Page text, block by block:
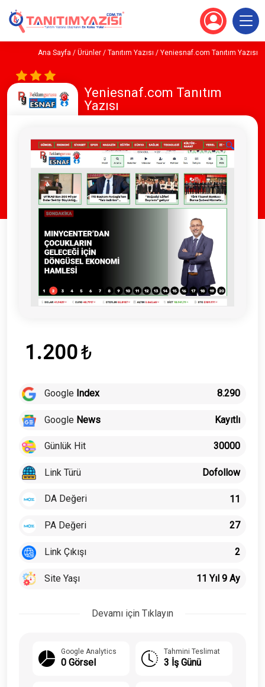
Ana Sayfa / Ürünler / Tanıtım Yazısı / Yeniesnaf.com Tanıtım Yazısı
Yeniesnaf.com Tanıtım
Yazısı
🔍
1.200₺
Google Index 8.290
Google News Kayıtlı
Günlük Hit 30000
Link Türü Dofollow
DA Değeri 11
PA Değeri 27
Link Çıkışı 2
Site Yaşı 11 Yıl 9 Ay
Devamı için Tıklayın
Google Analytics
0 Görsel
Tahmini Teslimat
3 İş Günü